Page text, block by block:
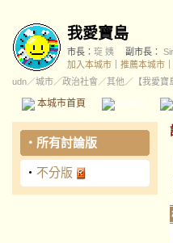
我愛寶島
市長： 琁 姨 副市長：
加入本城市
推薦本城市
udn／城市／政治社會 ／其他 ／ 【我愛
本城市首頁
‧ 所有討論版
‧ 不分版